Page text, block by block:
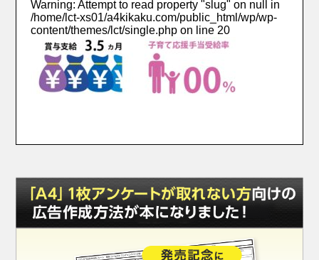
Warning: Attempt to read property "slug" on null in
/home/lct-xs01/a4kikaku.com/public_html/wp/wp-
content/themes/lct/single.php on line 20